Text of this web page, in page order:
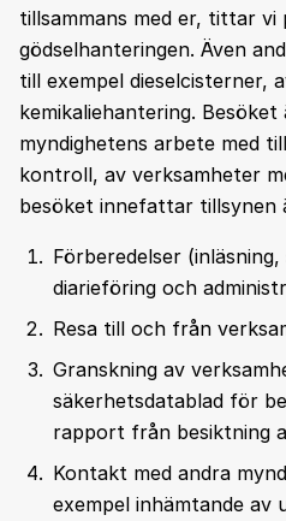
tillsammans med er, tittar vi
gödselhanteringen. Även
till exempel dieselcisterner,
kemikaliehantering. Besöket
myndighetens arbete med
kontroll, av verksamheter
besöket innefattar tillsynen
Förberedelser
diarieföring och
Resa till och från
Granskning av
säkerhetsdatablad för
rapport från besiktning
Kontakt med andra
exempel inhämtande av